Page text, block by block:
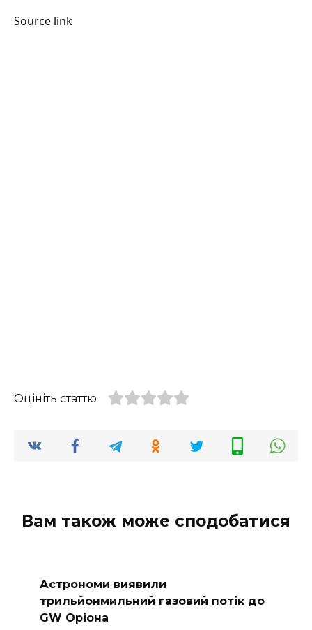
Source link
Оцініть статтю
Вам також може сподобатися
Астрономи виявили
трильйонмильний газовий потік до
GW Оріона